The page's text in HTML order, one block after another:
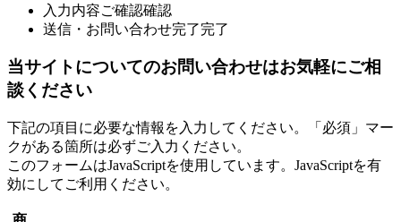
入力内容ご確認確認
送信・お問い合わせ完了完了
当サイトについてのお問い合わせはお気軽にご相
談ください
下記の項目に必要な情報を入力してください。「必須」マー
クがある箇所は必ずご入力ください。
このフォームはJavaScriptを使用しています。JavaScriptを有
効にしてご利用ください。